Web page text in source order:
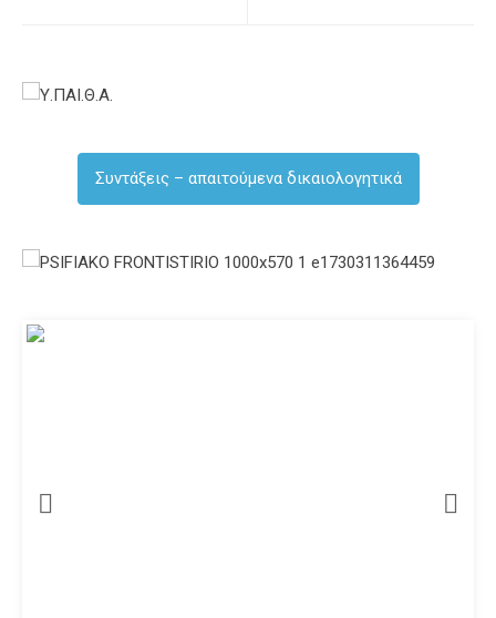
Συντάξεις – απαιτούμενα δικαιολογητικά